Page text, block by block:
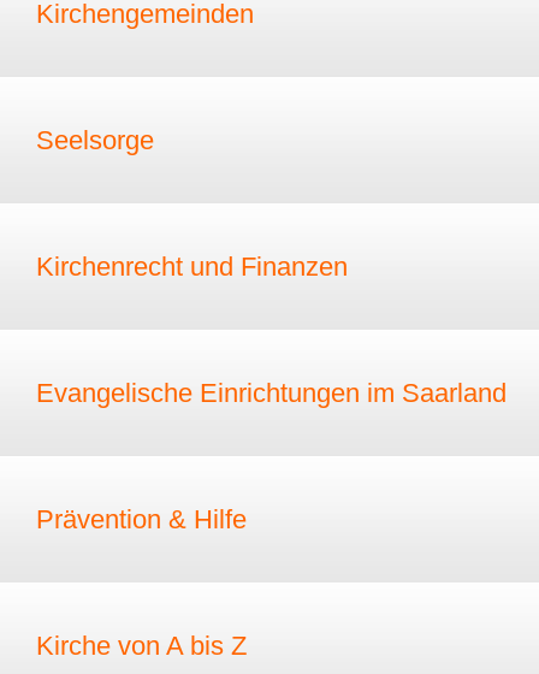
Kirchengemeinden
Seelsorge
Kirchenrecht und Finanzen
Evangelische Einrichtungen im Saarland
Prävention & Hilfe
Kirche von A bis Z